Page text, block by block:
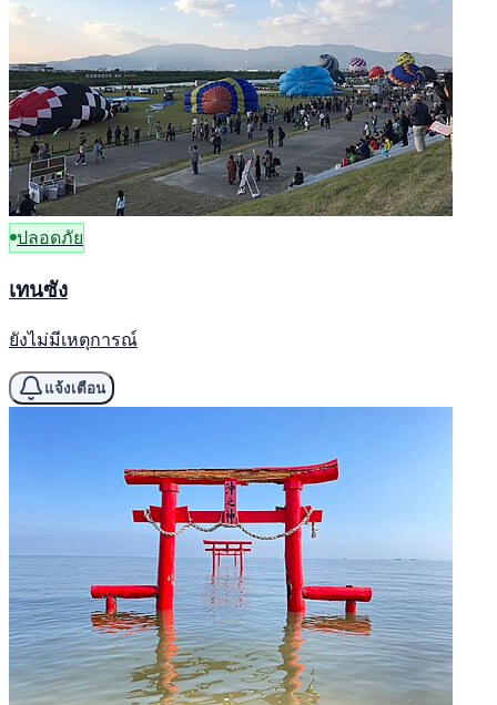
ปลอดภัย
เทนซัง
ยังไม่มีเหตุการณ์
แจ้งเตือน